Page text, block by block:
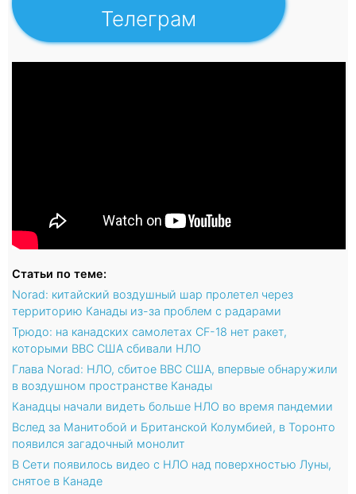
Телеграм
Статьи по теме:
Norad: китайский воздушный шар пролетел через
территорию Канады из-за проблем с радарами
Трюдо: на канадских самолетах CF-18 нет ракет,
которыми ВВС США сбивали НЛО
Глава Norad: НЛО, сбитое ВВС США, впервые обнаружили
в воздушном пространстве Канады
Канадцы начали видеть больше НЛО во время пандемии
Вслед за Манитобой и Британской Колумбией, в Торонто
появился загадочный монолит
В Сети появилось видео с НЛО над поверхностью Луны,
снятое в Канаде